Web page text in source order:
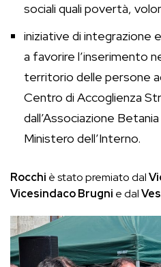
sociali quali povertà,
iniziative di integrazione
a favorire l’inserimento
territorio delle persone
Centro di Accoglienza
dall’Associazione
Ministero dell’Interno.
Rocchi è stato premiato dal
Vicesindaco Brugni e dal